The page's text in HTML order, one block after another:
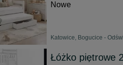
Nowe
Katowice, Bogucice -
Łóżko piętrowe